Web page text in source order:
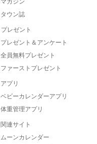
タウン誌
プレゼント
プレゼント＆アンケート
全員無料プレゼント
ファーストプレゼント
アプリ
ベビーカレンダーアプリ
体重管理アプリ
関連サイト
ムーンカレンダー